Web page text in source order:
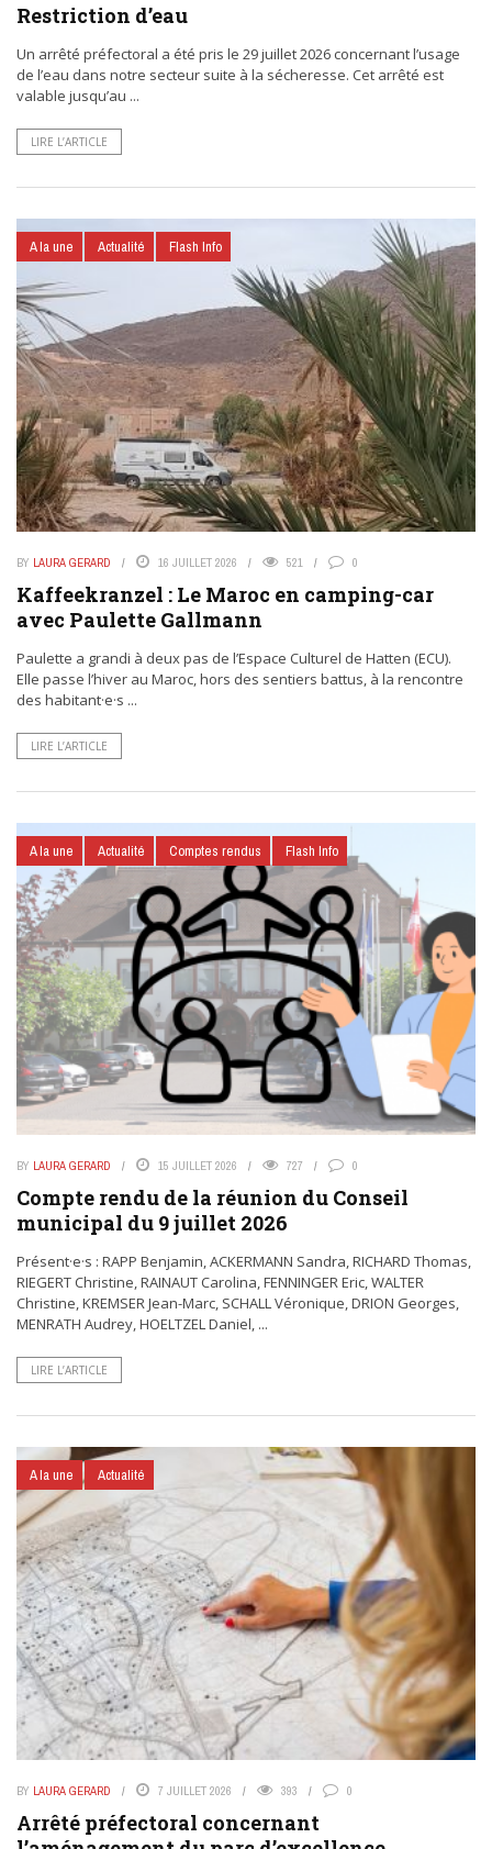
Restriction d’eau
Un arrêté préfectoral a été pris le 29 juillet 2026 concernant l’usage
de l’eau dans notre secteur suite à la sécheresse. Cet arrêté est
valable jusqu’au ...
LIRE L’ARTICLE
A la une Actualité Flash Info
BY LAURA GERARD 16 JUILLET 2026 521 0
Kaffeekranzel : Le Maroc en camping-car
avec Paulette Gallmann
Paulette a grandi à deux pas de l’Espace Culturel de Hatten (ECU).
Elle passe l’hiver au Maroc, hors des sentiers battus, à la rencontre
des habitant·e·s ...
LIRE L’ARTICLE
A la une Actualité Comptes rendus Flash Info
BY LAURA GERARD 15 JUILLET 2026 727 0
Compte rendu de la réunion du Conseil
municipal du 9 juillet 2026
Présent·e·s : RAPP Benjamin, ACKERMANN Sandra, RICHARD Thomas,
RIEGERT Christine, RAINAUT Carolina, FENNINGER Eric, WALTER
Christine, KREMSER Jean-Marc, SCHALL Véronique, DRION Georges,
MENRATH Audrey, HOELTZEL Daniel, ...
LIRE L’ARTICLE
A la une Actualité
BY LAURA GERARD 7 JUILLET 2026 393 0
Arrêté préfectoral concernant